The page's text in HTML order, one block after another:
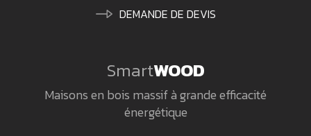
DEMANDE DE DEVIS
SmartWOOD
Maisons en bois massif à grande efficacité
énergétique